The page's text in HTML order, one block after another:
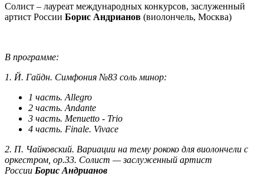
Солист – лауреат международных конкурсов, заслуженный
артист России Борис Андрианов (виолончель, Москва)
В программе:
1. Й. Гайдн. Симфония №83 соль минор:
1 часть. Allegro
2 часть. Andante
3 часть. Menuetto - Trio
4 часть. Finale. Vivace
2. П. Чайковский. Вариации на тему рококо для виолончели с
оркестром, ор.33. Солист — заслуженный артист
России Борис Андрианов